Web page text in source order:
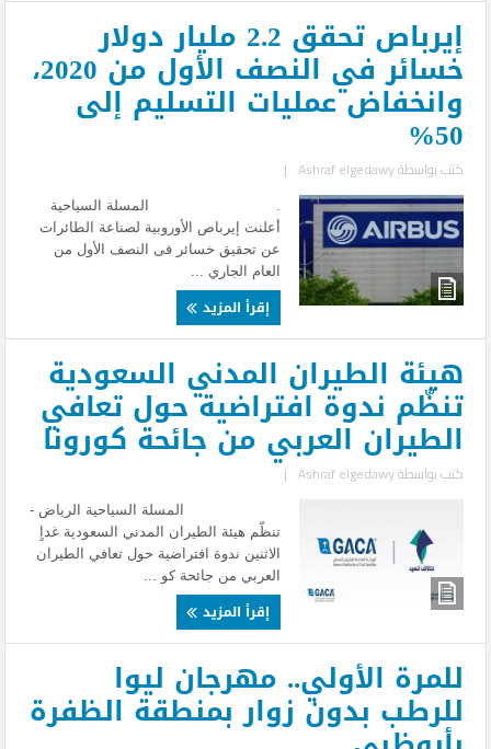
إيرباص تحقق 2.2 مليار دولار
خسائر في النصف الأول من 2020،
وانخفاض عمليات التسليم إلى
50%
كتب بواسطةAshraf elgedawy
|
. المسلة السياحية
أعلنت إيرباص الأوروبية لصناعة الطائرات
عن تحقيق خسائر فى النصف الأول من
العام الجاري ...
إقرأ المزيد
هيئة الطيران المدني السعودية
تنظّم ندوة افتراضية حول تعافي
الطيران العربي من جائحة كورونا
كتب بواسطةAshraf elgedawy
|
المسلة السياحية الرياض -
تنظّم هيئة الطيران المدني السعودية غداٍ
الاثنين ندوة افتراضية حول تعافي الطيران
العربي من جائحة كو ...
إقرأ المزيد
للمرة الأولي.. مهرجان ليوا
للرطب بدون زوار بمنطقة الظفرة